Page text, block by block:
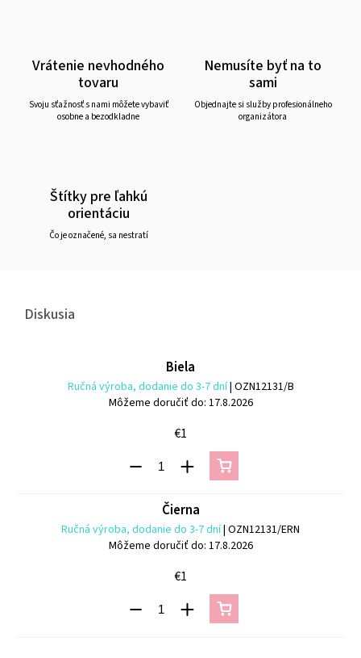
Vrátenie nevhodného
tovaru
Svoju sťažnosť s nami môžete vybaviť
osobne a bezodkladne
Nemusíte byť na to
sami
Objednajte si služby profesionálneho
organizátora
Štítky pre ľahkú
orientáciu
Čo je označené, sa nestratí
Diskusia
Biela
Ručná výroba, dodanie do 3-7 dní| OZN12131/B
Môžeme doručiť do: 17.8.2026
€1
Čierna
Ručná výroba, dodanie do 3-7 dní| OZN12131/ERN
Môžeme doručiť do: 17.8.2026
€1